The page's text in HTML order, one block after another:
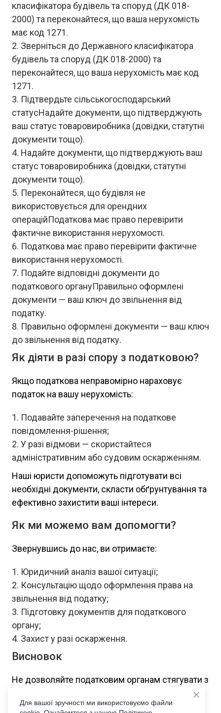
класифікатора будівель та споруд (ДК 018-
2000) та переконайтеся, що ваша нерухомість
має код 1271.
Зверніться до Державного класифікатора
будівель та споруд (ДК 018-2000) та
переконайтеся, що ваша нерухомість має код
1271.
Підтвердьте сільськогосподарський
статусНадайте документи, що підтверджують
ваш статус товаровиробника (довідки, статутні
документи тощо).
Надайте документи, що підтверджують ваш
статус товаровиробника (довідки, статутні
документи тощо).
Переконайтеся, що будівля не
використовується для орендних
операційПодаткова має право перевірити
фактичне використання нерухомості.
Податкова має право перевірити фактичне
використання нерухомості.
Подайте відповідні документи до
податкового органуПравильно оформлені
документи — ваш ключ до звільнення від
податку.
Правильно оформлені документи — ваш ключ
до звільнення від податку.
Як діяти в разі спору з податковою?
Якщо податкова неправомірно нараховує
податок на вашу нерухомість:
Подавайте заперечення на податкове
повідомлення-рішення;
У разі відмови — скористайтеся
адміністративним або судовим оскарженням.
Наші юристи допоможуть підготувати всі
необхідні документи, скласти обґрунтування та
ефективно захистити ваші інтереси.
Як ми можемо вам допомогти?
Звернувшись до нас, ви отримаєте:
Юридичний аналіз вашої ситуації;
Консультацію щодо оформлення права на
звільнення від податку;
Підготовку документів для податкового
органу;
Захист у разі оскарження.
Висновок
Не дозволяйте податковим органам стягувати з
професійною підтримкою, ви зможете суттєво
Для вашої зручності ми використовуємо файли